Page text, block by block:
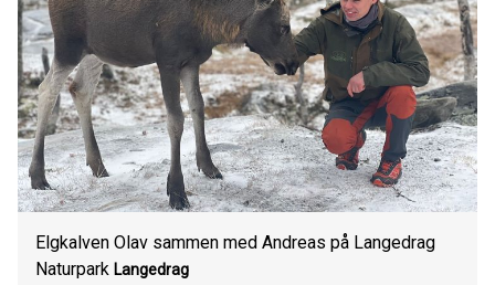
Elgkalven Olav sammen med Andreas på Langedrag
Naturpark Langedrag